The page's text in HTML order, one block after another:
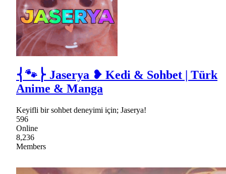
⎨🐾⎬ Jaserya ❥ Kedi & Sohbet | Türk
Anime & Manga
Keyifli bir sohbet deneyimi için; Jaserya!
596
Online
8,236
Members